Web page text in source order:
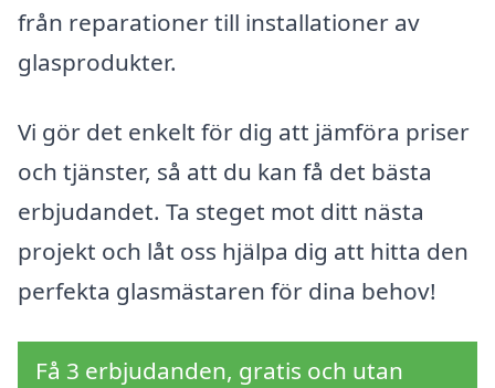
från reparationer till installationer av
glasprodukter.
Vi gör det enkelt för dig att jämföra priser
och tjänster, så att du kan få det bästa
erbjudandet. Ta steget mot ditt nästa
projekt och låt oss hjälpa dig att hitta den
perfekta glasmästaren för dina behov!
Få 3 erbjudanden, gratis och utan